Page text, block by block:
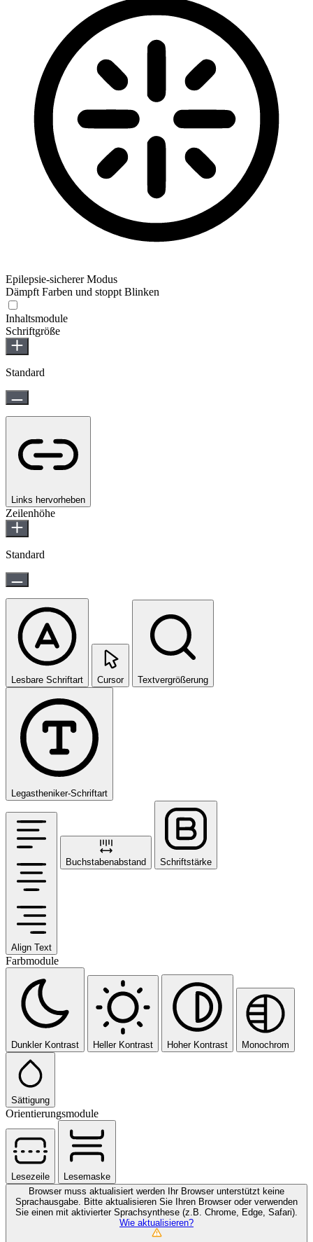
Epilepsie-sicherer Modus
Dämpft Farben und stoppt Blinken
Inhaltsmodule
Schriftgröße
Standard
Links hervorheben
Zeilenhöhe
Standard
Lesbare Schriftart Cursor Textvergrößerung
Legastheniker-Schriftart
Align Text
Buchstabenabstand Schriftstärke
Farbmodule
Dunkler Kontrast Heller Kontrast Hoher Kontrast Monochrom
Sättigung
Orientierungsmodule
Lesezeile
Lesemaske
Browser muss aktualisiert werden
Ihr Browser unterstützt keine
Sprachausgabe. Bitte aktualisieren Sie Ihren Browser oder verwenden
Sie einen mit aktivierter Sprachsynthese (z.B. Chrome, Edge, Safari).
Wie aktualisieren?